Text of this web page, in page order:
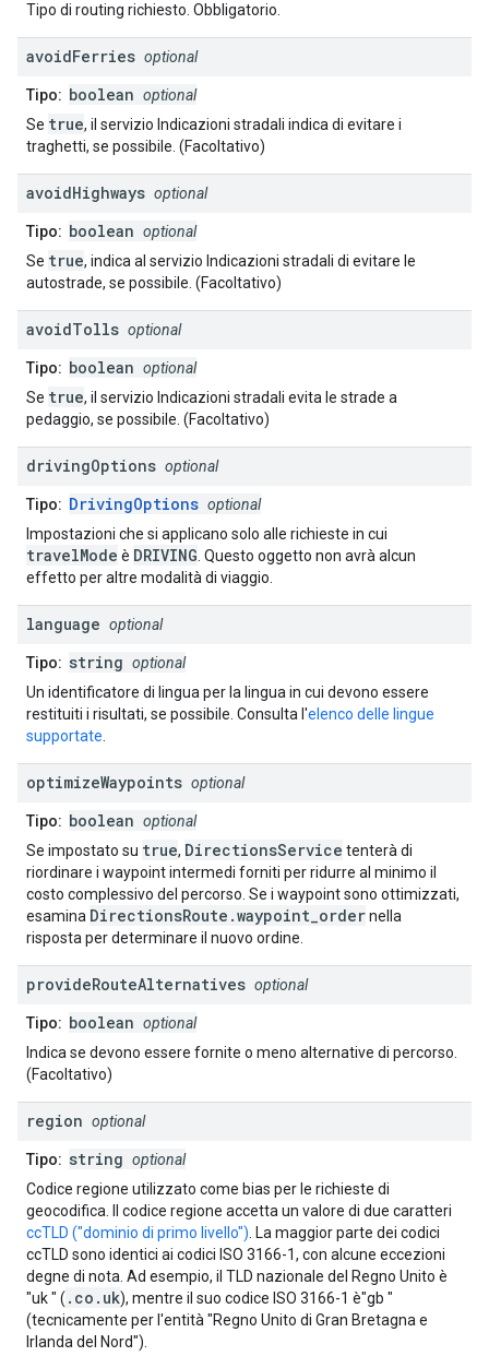
Tipo di routing richiesto. Obbligatorio.
avoidFerries optional
Tipo: boolean optional
Se true, il servizio Indicazioni stradali indica di evitare i
traghetti, se possibile. (Facoltativo)
avoidHighways optional
Tipo: boolean optional
Se true, indica al servizio Indicazioni stradali di evitare le
autostrade, se possibile. (Facoltativo)
avoidTolls optional
Tipo: boolean optional
Se true, il servizio Indicazioni stradali evita le strade a
pedaggio, se possibile. (Facoltativo)
drivingOptions optional
Tipo: DrivingOptions optional
Impostazioni che si applicano solo alle richieste in cui
travelMode è DRIVING. Questo oggetto non avrà alcun
effetto per altre modalità di viaggio.
language optional
Tipo: string optional
Un identificatore di lingua per la lingua in cui devono essere
restituiti i risultati, se possibile. Consulta l'elenco delle lingue
supportate.
optimizeWaypoints optional
Tipo: boolean optional
Se impostato su true, DirectionsService tenterà di
riordinare i waypoint intermedi forniti per ridurre al minimo il
costo complessivo del percorso. Se i waypoint sono ottimizzati,
esamina DirectionsRoute.waypoint_ordernella
risposta per determinare il nuovo ordine.
provideRouteAlternatives optional
Tipo: boolean optional
Indica se devono essere fornite o meno alternative di percorso.
(Facoltativo)
region optional
Tipo: string optional
Codice regione utilizzato come bias per le richieste di
geocodifica. Il codice regione accetta un valore di due caratteri
ccTLD ("dominio di primo livello"). La maggior parte dei codici
ccTLD sono identici ai codici ISO 3166-1, con alcune eccezioni
degne di nota. Ad esempio, il TLD nazionale del Regno Unito è
"uk " ( .co.uk), mentre il suo codice ISO 3166-1 è"gb "
(tecnicamente per l'entità "Regno Unito di Gran Bretagna e
Irlanda del Nord").